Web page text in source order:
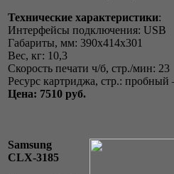
Технические характеристики:
Интерфейсы подключения: USB
Габариты, мм: 390x414x301
Вес, кг: 10,3
Скорость печати ч/б, стр./мин: 23
Ресурс картриджа, стр.:
Цена: 7510 руб.
Samsung
CLX-3185